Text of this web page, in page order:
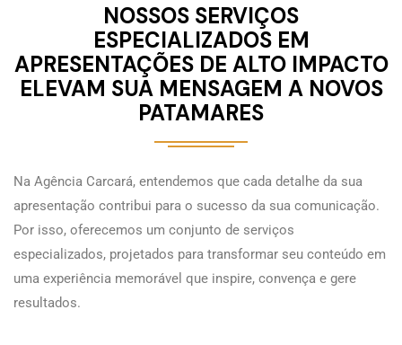
NOSSOS SERVIÇOS
ESPECIALIZADOS EM
APRESENTAÇÕES DE ALTO IMPACTO
ELEVAM SUA MENSAGEM A NOVOS
PATAMARES
Na Agência Carcará, entendemos que cada detalhe da sua
apresentação contribui para o sucesso da sua comunicação.
Por isso, oferecemos um conjunto de serviços
especializados, projetados para transformar seu conteúdo em
uma experiência memorável que inspire, convença e gere
resultados.